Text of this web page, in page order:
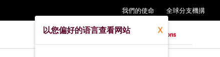
我們的使命 全球分支機搆
以您偏好的语言查看网站 X